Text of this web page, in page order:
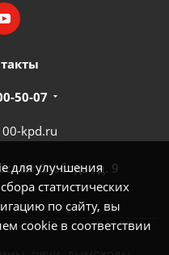
для улучшения
статистических
по сайту, вы
cookie в соответствии
50-07
kpd.ru
Слободы, д. 9